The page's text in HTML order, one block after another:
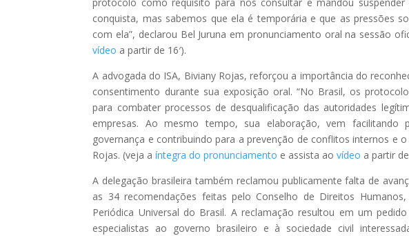
conquista, mas sabemos que ela é temporária e que as pressões
com ela”, declarou Bel Juruna em pronunciamento oral na sessão
vídeo a partir de 16′).
A advogada do ISA, Biviany Rojas, reforçou a importância do
consentimento durante sua exposição oral. “No Brasil, os
para combater processos de desqualificação das autoridades
empresas. Ao mesmo tempo, sua elaboração, vem facilitando
governança e contribuindo para a prevenção de conflitos internos e
Rojas. (veja aíntegra do pronunciamento e assista aovídeo a partir de
A delegação brasileira também reclamou publicamente falta de
as 34 recomendações feitas pelo Conselho de Direitos
Periódica Universal do Brasil. A reclamação resultou em um
especialistas ao governo brasileiro e à sociedade civil